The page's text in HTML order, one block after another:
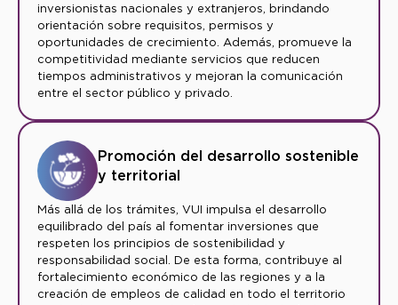
inversionistas nacionales y extranjeros, brindando
orientación sobre requisitos, permisos y
oportunidades de crecimiento. Además, promueve la
competitividad mediante servicios que reducen
tiempos administrativos y mejoran la comunicación
entre el sector público y privado.
Promoción del desarrollo sostenible
y territorial
Más allá de los trámites, VUI impulsa el desarrollo
equilibrado del país al fomentar inversiones que
respeten los principios de sostenibilidad y
responsabilidad social. De esta forma, contribuye al
fortalecimiento económico de las regiones y a la
creación de empleos de calidad en todo el territorio